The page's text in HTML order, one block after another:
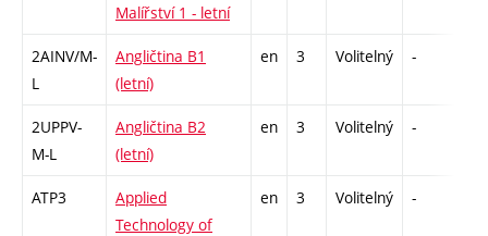
Malířství 1 - letní
2AINV/M-
L
Angličtina B1
(letní)
en 3 Volitelný -
2UPPV-
M-L
Angličtina B2
(letní)
en 3 Volitelný -
ATP3
Applied
Technology of
en 3 Volitelný -